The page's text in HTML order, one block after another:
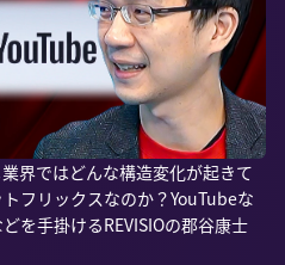
界ではどんな構造変化が起きて
フリックスなのか？YouTubeな
を手掛けるREVISIOの郡谷康士